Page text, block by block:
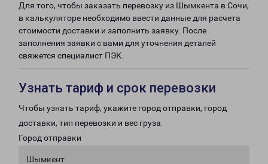
Для того, чтобы заказать перевозку из Шымкента в Сочи,
в калькуляторе необходимо ввести данные для расчета
стоимости доставки и заполнить заявку. После
заполнения заявки с вами для уточнения деталей
свяжется специалист ПЭК.
Узнать тариф и срок перевозки
Чтобы узнать тариф, укажите город отправки, город
доставки, тип перевозки и вес груза.
Город отправки
Шымкент